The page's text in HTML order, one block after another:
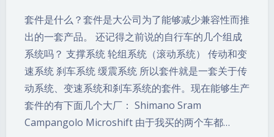
套件是什么？套件是大公司为了能够减少兼容性而推
出的一套产品。 还记得之前说的自行车的几个组成
系统吗？ 支撑系统 轮组系统（滚动系统） 传动和变
速系统 刹车系统 缓震系统 所以套件就是一套关于传
动系统、变速系统和刹车系统的套件。现在能够生产
套件的有下面几个大厂： Shimano Sram
Campangolo Microshift 由于我买的两个车都…